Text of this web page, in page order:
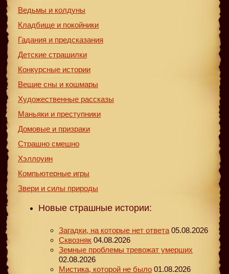
Ведьмы и колдуны
Кладбище и покойники
Гадания и предсказания
Детские страшилки
Конкурсные истории
Вещие сны и кошмары
Художественные рассказы
Маньяки и преступники
Домовые и призраки
Страшно смешно
Хэллоуин
Компьютерные игры
Звери и силы природы
Новые страшные истории:
Загадки, на которые нет ответа 05.08.2026
Сквозняк 04.08.2026
Земные проблемы тревожат умерших
02.08.2026
Мистика, которой не было 01.08.2026